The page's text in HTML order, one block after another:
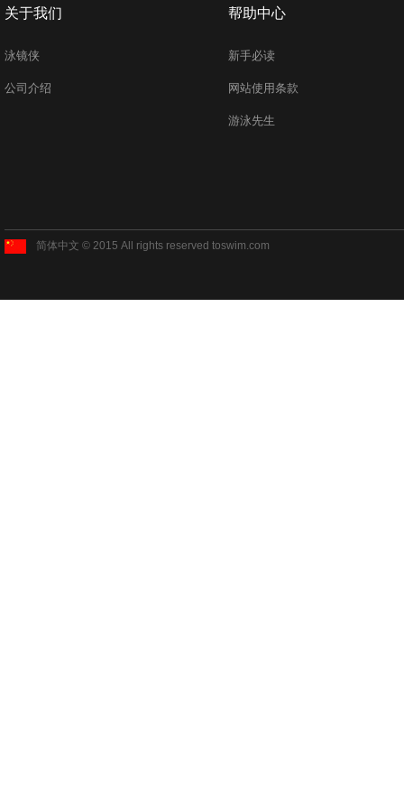
关于我们
泳镜侠
公司介绍
帮助中心
新手必读
网站使用条款
游泳先生
简体中文 © 2015 All rights reserved toswim.com